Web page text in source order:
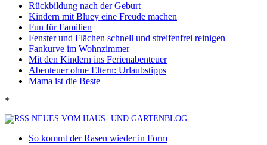
Rückbildung nach der Geburt
Kindern mit Bluey eine Freude machen
Fun für Familien
Fenster und Flächen schnell und streifenfrei reinigen
Fankurve im Wohnzimmer
Mit den Kindern ins Ferienabenteuer
Abenteuer ohne Eltern: Urlaubstipps
Mama ist die Beste
*
NEUES VOM HAUS- UND GARTENBLOG
So kommt der Rasen wieder in Form